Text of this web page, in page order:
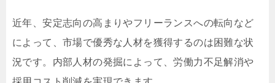
近年、安定志向の高まりやフリーランスへの転向など
によって、市場で優秀な人材を獲得するのは困難な状
況です。内部人材の発掘によって、労働力不足解消や